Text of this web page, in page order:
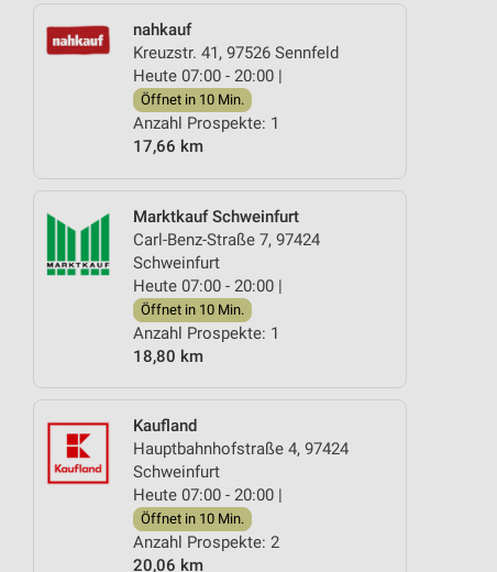
nahkauf
Kreuzstr. 41, 97526 Sennfeld
Heute 07:00 - 20:00 |
Öffnet in 10 Min.
Anzahl Prospekte: 1
17,66 km
Marktkauf Schweinfurt
Carl-Benz-Straße 7, 97424
Schweinfurt
Heute 07:00 - 20:00 |
Öffnet in 10 Min.
Anzahl Prospekte: 1
18,80 km
Kaufland
Hauptbahnhofstraße 4, 97424
Schweinfurt
Heute 07:00 - 20:00 |
Öffnet in 10 Min.
Anzahl Prospekte: 2
20,06 km